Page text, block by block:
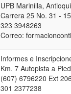
UPB Marinilla,
Carrera 25 No. 31 -
323 3948263
Correo:
Informes e
Km. 7 Autopista a
(607) 6796220 Ext
301 2377238